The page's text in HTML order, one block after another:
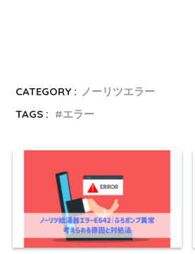
CATEGORY : ノーリツエラー
TAGS :
エラー